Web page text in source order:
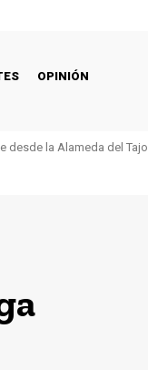
OPINIÓN
desde la Alameda del Tajo